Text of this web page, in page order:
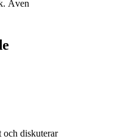
Även
och diskuterar